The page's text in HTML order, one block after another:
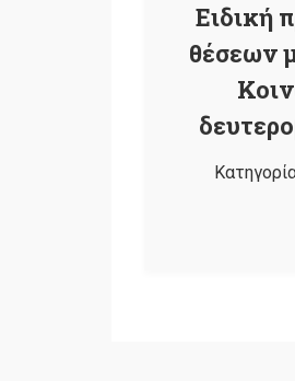
Ειδική
θέσεων